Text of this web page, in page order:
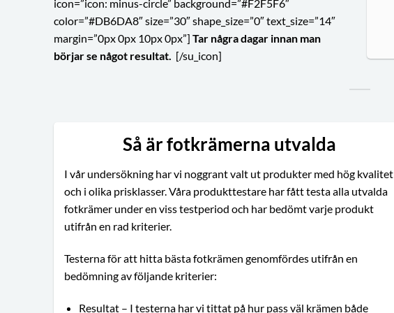
icon=”icon: minus-circle” background=”#F2F5F6″
color=”#DB6DA8″ size=”30″ shape_size=”0″ text_size=”14″
margin=”0px 0px 10px 0px”] Tar några dagar innan man
börjar se något resultat. [/su_icon]
Så är fotkrämerna utvalda
I vår undersökning har vi noggrant valt ut produkter med hög kvalitet
och i olika prisklasser. Våra produkttestare har fått testa alla utvalda
fotkrämer under en viss testperiod och har bedömt varje produkt
utifrån en rad kriterier.
Testerna för att hitta bästa fotkrämen genomfördes utifrån en
bedömning av följande kriterier:
Resultat – I testerna har vi tittat på hur pass väl krämen både